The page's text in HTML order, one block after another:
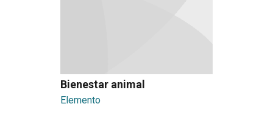
Bienestar animal
Elemento